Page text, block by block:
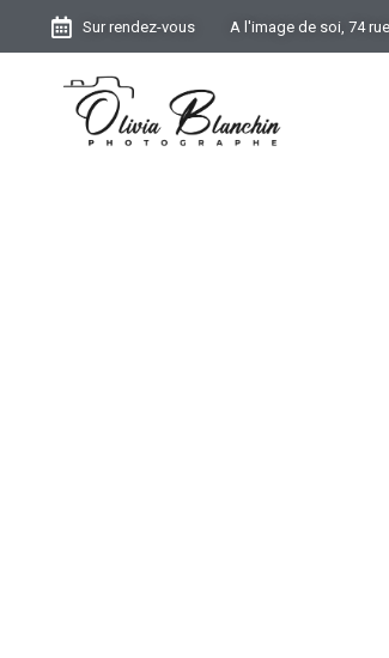
Sur rendez-vous A l'image de soi, 74